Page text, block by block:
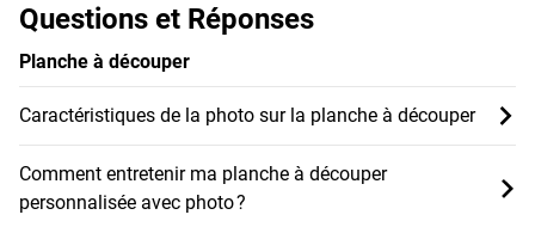
Questions et Réponses
Planche à découper
Caractéristiques de la photo sur la planche à découper
Comment entretenir ma planche à découper
personnalisée avec photo ?